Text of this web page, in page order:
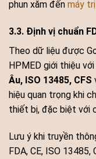
phun xăm đến máy
3.3. Định vị chuẩn
Theo dữ liệu được
HPMED giới thiệu
Âu, ISO 13485, CFS
hiệu quan trọng khi
thiết bị, đặc biệt với
Lưu ý khi truyền
FDA, CE, ISO